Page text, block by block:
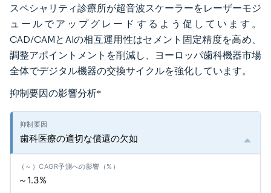
スペシャリティ診療所が超音波スケーラーをレーザーモジ
ュールでアップグレードするよう促しています。
CAD/CAMとAIの相互運用性はセメント固定精度を高め、
調整アポイントメントを削減し、ヨーロッパ歯科機器市場
全体でデジタル機器の交換サイクルを強化しています。
抑制要因の影響分析*
歯科医療の適切な償還の欠如
～1.3%